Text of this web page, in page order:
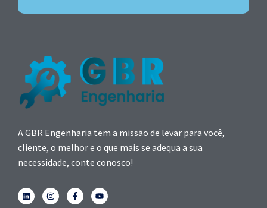
A GBR Engenharia tem a missão de levar para você,
cliente, o melhor e o que mais se adequa a sua
necessidade, conte conosco!